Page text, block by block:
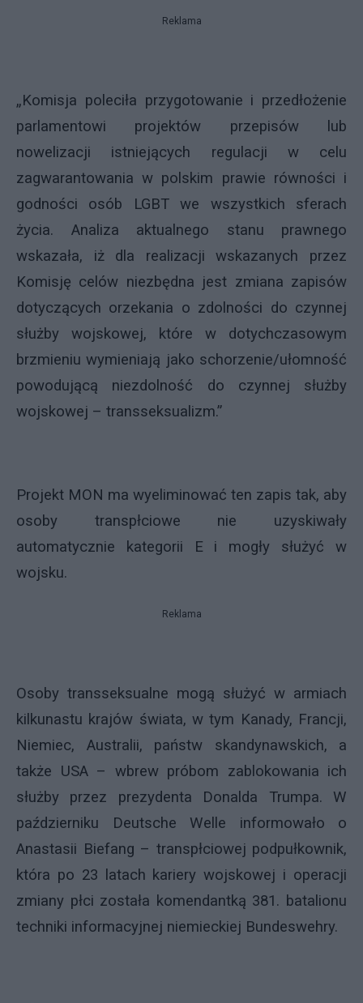
Reklama
„Komisja poleciła przygotowanie i przedłożenie
parlamentowi projektów przepisów lub
nowelizacji istniejących regulacji w celu
zagwarantowania w polskim prawie równości i
godności osób LGBT we wszystkich sferach
życia. Analiza aktualnego stanu prawnego
wskazała, iż dla realizacji wskazanych przez
Komisję celów niezbędna jest zmiana zapisów
dotyczących orzekania o zdolności do czynnej
służby wojskowej, które w dotychczasowym
brzmieniu wymieniają jako schorzenie/ułomność
powodującą niezdolność do czynnej służby
wojskowej – transseksualizm.”
Projekt MON ma wyeliminować ten zapis tak, aby
osoby transpłciowe nie uzyskiwały
automatycznie kategorii E i mogły służyć w
wojsku.
Reklama
Osoby transseksualne mogą służyć w armiach
kilkunastu krajów świata, w tym Kanady, Francji,
Niemiec, Australii, państw skandynawskich, a
także USA – wbrew próbom zablokowania ich
służby przez prezydenta Donalda Trumpa. W
październiku Deutsche Welle informowało o
Anastasii Biefang – transpłciowej podpułkownik,
która po 23 latach kariery wojskowej i operacji
zmiany płci została komendantką 381. batalionu
techniki informacyjnej niemieckiej Bundeswehry.